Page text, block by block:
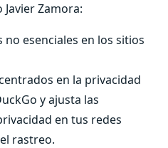
Zamora:
no esenciales en los sitios
en la privacidad
y ajusta las
en tus redes
rastreo.